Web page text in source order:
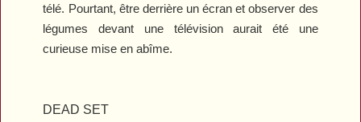
télé. Pourtant, être derrière un écran et observer des
légumes devant une télévision aurait été une
curieuse mise en abîme.
DEAD SET